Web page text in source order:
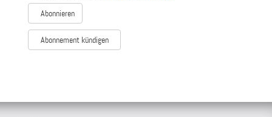
Abonnement kündigen